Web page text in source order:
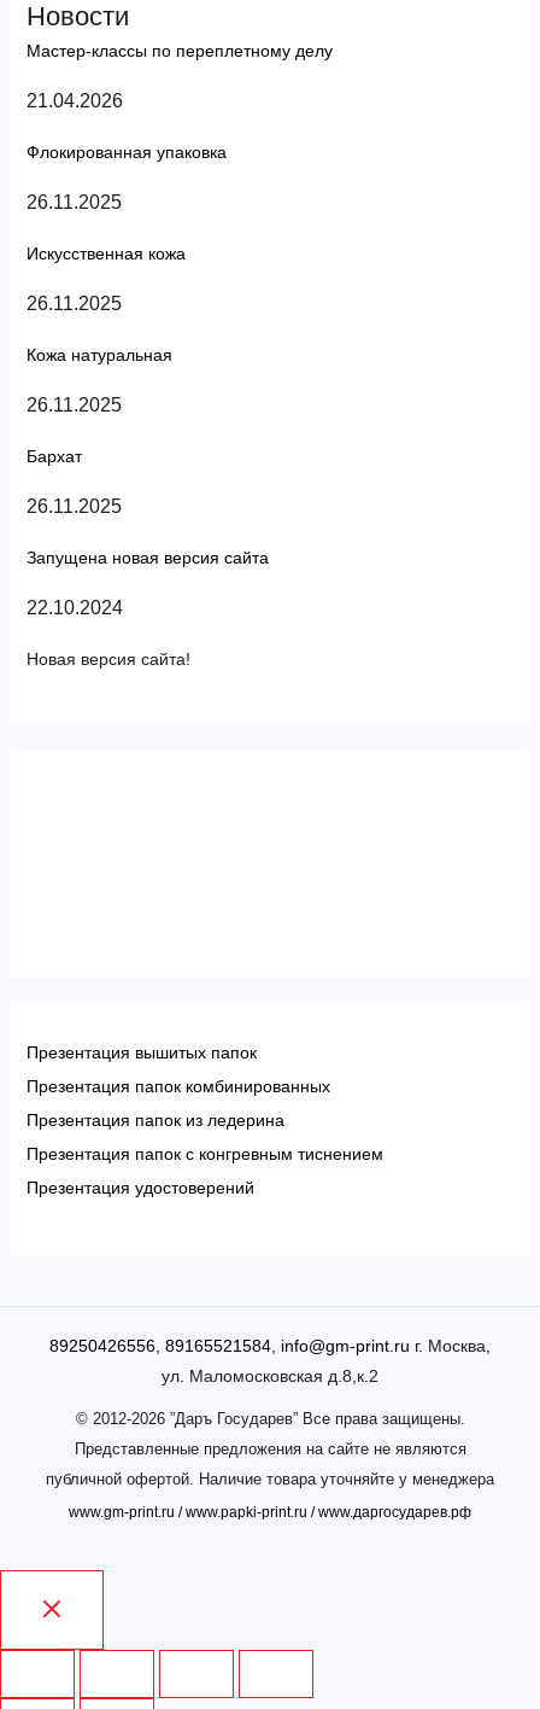
Новости
Мастер-классы по переплетному делу
21.04.2026
Флокированная упаковка
26.11.2025
Искусственная кожа
26.11.2025
Кожа натуральная
26.11.2025
Бархат
26.11.2025
Запущена новая версия сайта
22.10.2024
Новая версия сайта!
Презентация вышитых папок
Презентация папок комбинированных
Презентация папок из ледерина
Презентация папок с конгревным тиснением
Презентация удостоверений
89250426556, 89165521584, info@gm-print.ru г. Москва,
ул. Маломосковская д.8,к.2
© 2012-2026 ”Даръ Государев” Все права защищены.
Представленные предложения на сайте не являются
публичной офертой. Наличие товара уточняйте у менеджера
www.gm-print.ru /www.papki-print.ru /www.даргосударев.рф